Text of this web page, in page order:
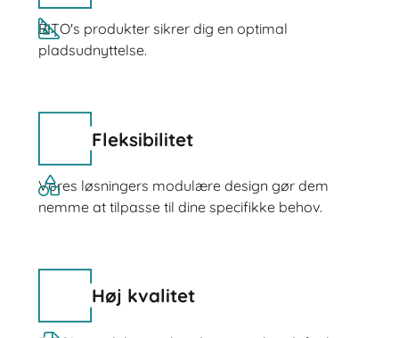
BITO's produkter sikrer dig en optimal
pladsudnyttelse.
Fleksibilitet
Vores løsningers modulære design gør dem
nemme at tilpasse til dine specifikke behov.
Høj kvalitet